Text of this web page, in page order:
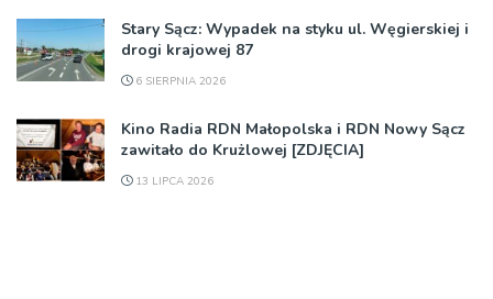
Stary Sącz: Wypadek na styku ul. Węgierskiej i
drogi krajowej 87
6 SIERPNIA 2026
Kino Radia RDN Małopolska i RDN Nowy Sącz
zawitało do Krużlowej [ZDJĘCIA]
13 LIPCA 2026